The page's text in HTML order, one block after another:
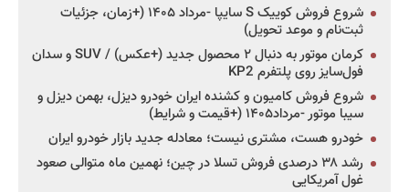
شروع فروش کوییک S سایپا -مرداد ۱۴۰۵ (+زمان، جزئیات
ثبت‌نام و موعد تحویل)
کرمان موتور به دنبال ۲ محصول جدید (+عکس) / SUV و سدان
فول‌سایز روی پلتفرم KP2
شروع فروش کامیون و کشنده ایران خودرو دیزل، بهمن دیزل و
سیبا موتور -مرداد۱۴۰۵ (+قیمت و شرایط)
خودرو هست، مشتری نیست؛ معادله جدید بازار خودرو ایران
رشد ۳۸ درصدی فروش تسلا در چین؛ نهمین ماه متوالی صعود
غول آمریکایی